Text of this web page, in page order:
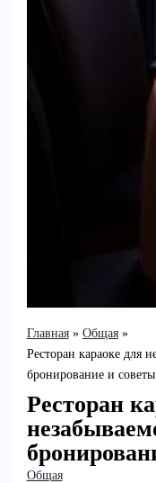
Главная
Общая
Ресторан караоке для
бронирование и советы
Ресторан
Общая